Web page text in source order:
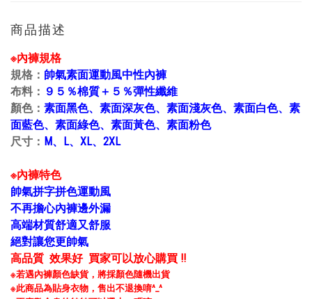
商品描述
※內褲規格
規格： 帥氣素面運動風中性內褲
布料： ９５％棉質＋５％彈性纖維
顏色： 素面黑色、 素面深灰色、素面淺灰色、素面白色、素
面藍色、素面綠色、素面黃色、素面粉色
尺寸： M、L、XL、2XL
※內褲特色
帥氣拼字拼色運動風
不再擔心內褲邊外漏
高端材質舒適又舒服
絕對讓您更帥氣
高品質 效果好 買家可以放心購買 !!
※若遇內褲顏色缺貨， 將採顏色隨機出貨
※此商品為貼身衣物，售出不退換唷^_^